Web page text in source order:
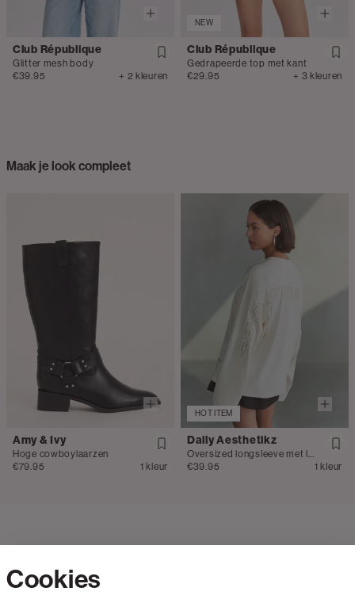
Club République
Glitter mesh body
€39.95
+ 2 kleuren
NEW
Club République
Gedrapeerde top met kant
€29.95
+ 3 kleuren
Maak je look compleet
Amy & Ivy
Hoge cowboylaarzen
€79.95
1 kleur
HOT ITEM
Daily Aesthetikz
Oversized longsleeve met logo
€39.95
1 kleur
Cookies